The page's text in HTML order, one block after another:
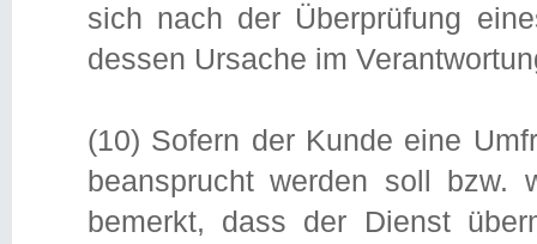
sich nach der Überprüfung
dessen Ursache im
(10) Sofern der Kunde eine
beansprucht werden soll bzw.
bemerkt, dass der Dienst